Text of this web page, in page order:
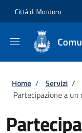
Città di Montoro
Briciole di
Home / Servizi /
Partecipazione a un